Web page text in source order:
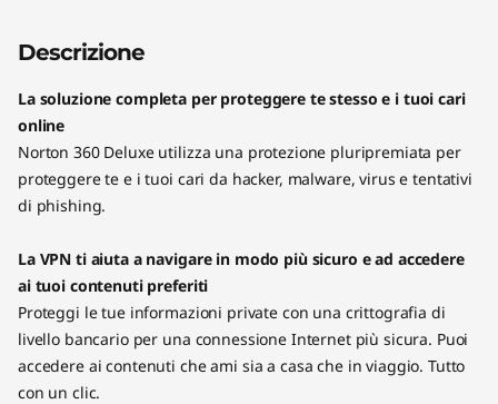
Descrizione
La soluzione completa per proteggere te stesso e i tuoi cari
online
Norton 360 Deluxe utilizza una protezione pluripremiata per
proteggere te e i tuoi cari da hacker, malware, virus e tentativi
di phishing.
La VPN ti aiuta a navigare in modo più sicuro e ad accedere
ai tuoi contenuti preferiti
Proteggi le tue informazioni private con una crittografia di
livello bancario per una connessione Internet più sicura. Puoi
accedere ai contenuti che ami sia a casa che in viaggio. Tutto
con un clic.